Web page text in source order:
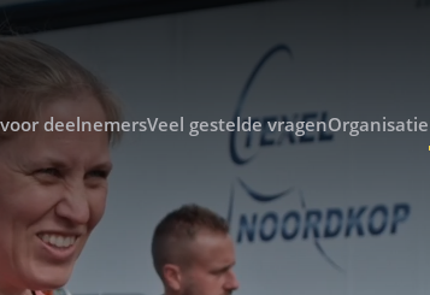
deelnemersVeel gestelde vragenOrganisatie